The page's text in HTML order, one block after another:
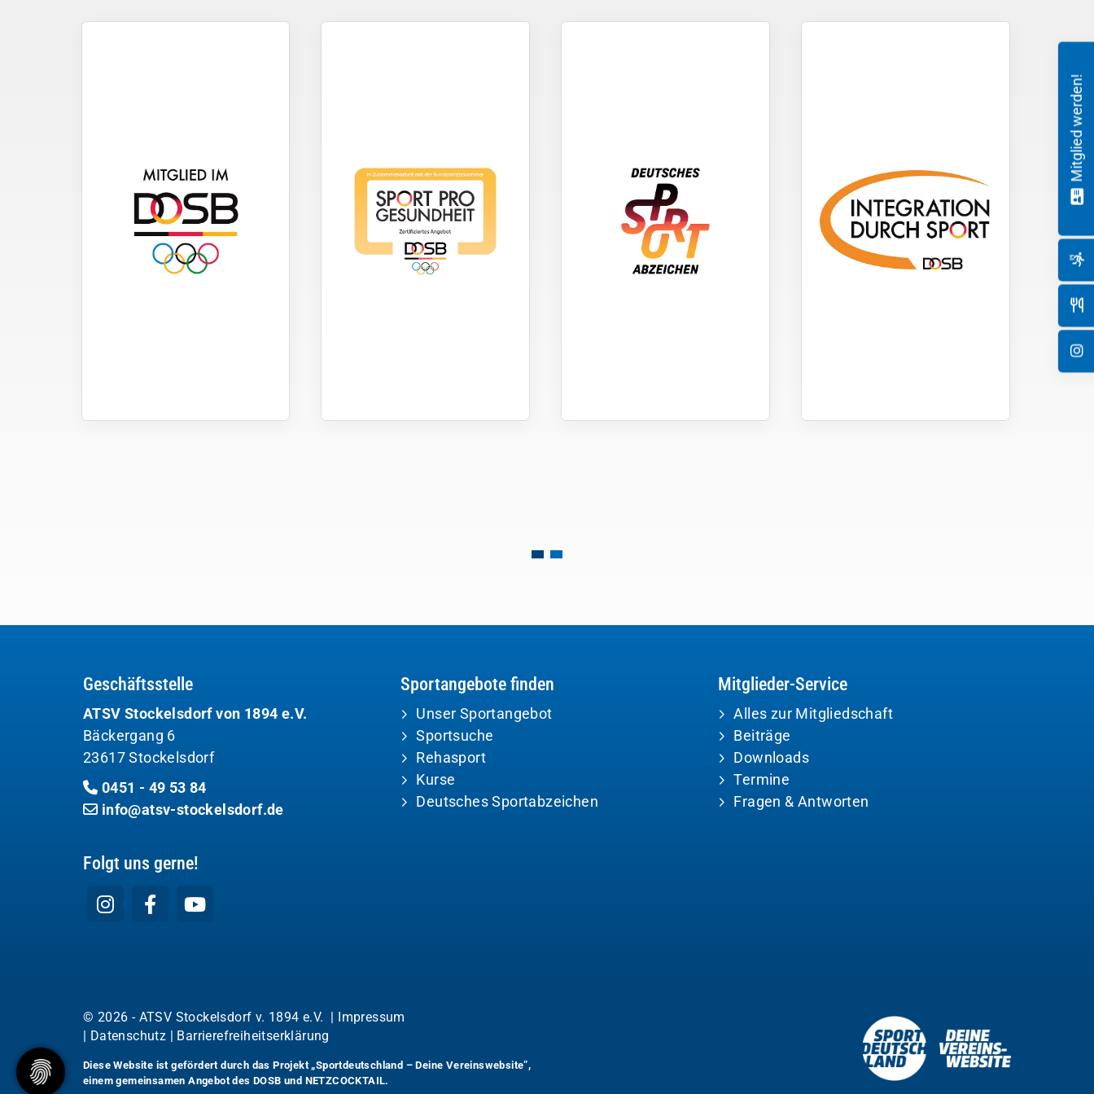
Geschäftsstelle
ATSV Stockelsdorf von 1894 e.V.
Bäckergang 6
23617 Stockelsdorf
0451 - 49 53 84
info@atsv-stockelsdorf.de
Sportangebote finden
Unser Sportangebot
Sportsuche
Rehasport
Kurse
Deutsches Sportabzeichen
Mitglieder-Service
Alles zur Mitgliedschaft
Beiträge
Downloads
Termine
Fragen & Antworten
Folgt uns gerne!
© 2026 - ATSV Stockelsdorf v. 1894 e.V. | Impressum
| Datenschutz | Barrierefreiheitserklärung
Diese Website ist gefördert durch das Projekt „Sportdeutschland – Deine Vereinswebsite”,
einem gemeinsamen Angebot des DOSB und NETZCOCKTAIL.
Mitglied werden!